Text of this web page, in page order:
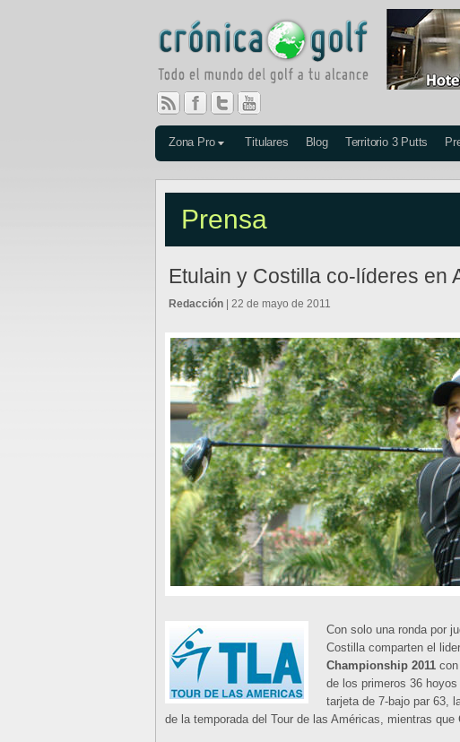
Zona Pro Titulares Blog Territorio 3 Putts
Prensa
Etulain y Costilla co-líderes en
Redacción | 22 de mayo de 2011
Con solo una ronda por
Costilla comparten el
Championship 2011
de los primeros 36
tarjeta de 7-bajo par 63,
de la temporada del Tour de las Américas, mientras